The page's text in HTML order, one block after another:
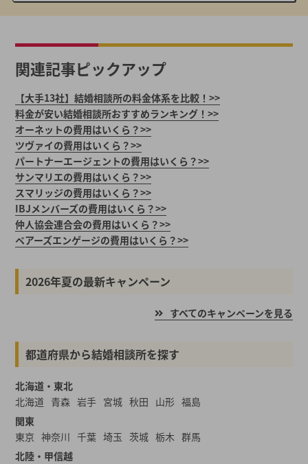
関連記事ピックアップ
【大手13社】結婚相談所の料金体系を比較！>>
料金が安い結婚相談所おすすめランキング！>>
オーネットの費用はいくら？>>
ツヴァイの費用はいくら？>>
パートナーエージェントの費用はいくら？>>
サンマリエの費用はいくら？>>
スマリッジの費用はいくら？>>
IBJメンバーズの費用はいくら？>>
仲人協会連合会の費用はいくら？>>
ペアーズエンゲージの費用はいくら？>>
2026年夏の最新キャンペーン
すべてのキャンペーンを見る
都道府県から結婚相談所を探す
北海道・東北
北海道 青森 岩手 宮城 秋田 山形 福島
関東
東京 神奈川 千葉 埼玉 茨城 栃木 群馬
北陸・甲信越